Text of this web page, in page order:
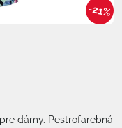
21%
dámy. Pestrofarebná